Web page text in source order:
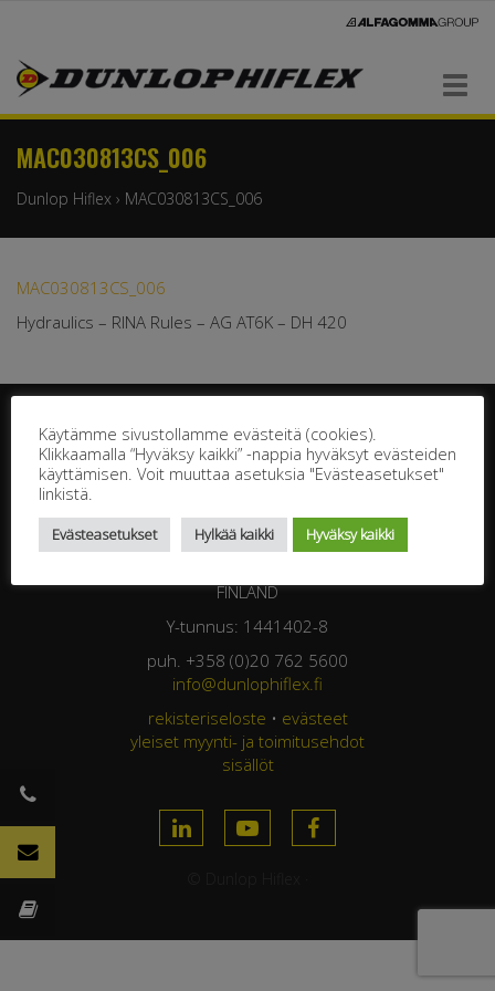
Navigaatio
MAC030813CS_006
Dunlop Hiflex › MAC030813CS_006
MAC030813CS_006
Hydraulics – RINA Rules – AG AT6K – DH 420
Jasperintie 320
FINLAND
Y-tunnus: 1441402-8
puh. +358 (0)20 762 5600
info@dunlophiflex.fi
rekisteriseloste • evästeet
yleiset myynti- ja toimitusehdot
sisällöt
Käytämme sivustollamme evästeitä (cookies).
Klikkaamalla “Hyväksy kaikki” -nappia hyväksyt evästeiden
käyttämisen. Voit muuttaa asetuksia "Evästeasetukset"
linkistä.
Evästeasetukset Hylkää kaikki Hyväksy kaikki